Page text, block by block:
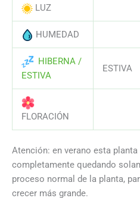
LUZ
HUMEDAD
HIBERNA /
ESTIVA
ESTIVA
FLORACIÓN
Atención: en verano esta
completamente quedando
proceso normal de la planta,
crecer más grande.